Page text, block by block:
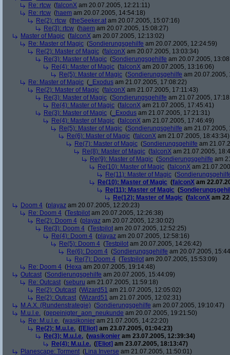
Re: rtcw (falconX am 20.07.2005, 12:21:11)
Re: rtcw (haem am 20.07.2005, 14:54:18)
Re(2): rtcw (theSeeker.at am 20.07.2005, 15:07:16)
Re(3): rtcw (haem am 20.07.2005, 15:08:27)
Master of Magic (falconX am 20.07.2005, 12:13:02)
Re: Master of Magic (Sondierungsgehilfe am 20.07.2005, 12:24:59)
Re(2): Master of Magic (falconX am 20.07.2005, 13:03:34)
Re(3): Master of Magic (Sondierungsgehilfe am 20.07.2005,
Re(4): Master of Magic (falconX am 20.07.2005, 13:16:06)
Re(5): Master of Magic (Sondierungsgehilfe am 20.07.2005,
Re: Master of Magic ( _Exodus am 21.07.2005, 17:08:22)
Re(2): Master of Magic (falconX am 21.07.2005, 17:11:43)
Re(3): Master of Magic (Sondierungsgehilfe am 21.07.2005,
Re(4): Master of Magic (falconX am 21.07.2005, 17:45:41)
Re(3): Master of Magic ( _Exodus am 21.07.2005, 17:21:31)
Re(4): Master of Magic (falconX am 21.07.2005, 17:46:49)
Re(5): Master of Magic (Sondierungsgehilfe am 21.07.2005,
Re(6): Master of Magic (falconX am 21.07.2005, 18:43:34)
Re(7): Master of Magic (Sondierungsgehilfe am
Re(8): Master of Magic (falconX am 21.07.2005,
Re(9): Master of Magic (Sondierungsgehilfe am
Re(10): Master of Magic (falconX am
Re(11): Master of Magic (
Re(10): Master of Magic (falconX am
Re(11): Master of Magic (
Re(12): Master of Magic (falconX am
Doom 4 (playaz am 20.07.2005, 12:20:23)
Re: Doom 4 (Testpilot am 20.07.2005, 12:26:38)
Re(2): Doom 4 (playaz am 20.07.2005, 12:30:02)
Re(3): Doom 4 (Testpilot am 20.07.2005, 12:52:25)
Re(4): Doom 4 (playaz am 20.07.2005, 12:58:16)
Re(5): Doom 4 (Testpilot am 20.07.2005, 14:26:42)
Re(6): Doom 4 (Sondierungsgehilfe am 20.07.2005,
Re(7): Doom 4 (Testpilot am 20.07.2005, 15:53:09)
Re: Doom 4 (Hexa am 20.07.2005, 19:14:48)
Outcast (Sondierungsgehilfe am 20.07.2005, 15:44:09)
Re: Outcast (seburu am 21.07.2005, 11:59:18)
Re(2): Outcast (Wizard51 am 21.07.2005, 12:05:02)
Re(2): Outcast (Wizard51 am 21.07.2005, 12:02:31)
M.A.X. (Rundenstrategie) (Sondierungsgehilfe am 20.07.2005, 19:10:47)
M.u.l.e. (gepeinigter_aon_neukunde am 20.07.2005, 19:21:50)
Re: M.u.l.e. (wasikonier am 21.07.2005, 14:22:20)
Re(2): M.u.l.e. ([Eliot] am 23.07.2005, 01:04:23)
Re(3): M.u.l.e. (wasikonier am 23.07.2005, 12:39:34)
Re(4): M.u.l.e. ([Eliot] am 23.07.2005, 18:13:47)
Planescape: Torment (Lina Inverse am 21.07.2005, 11:50:01)